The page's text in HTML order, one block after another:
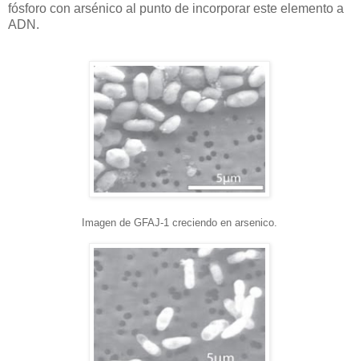
fósforo con arsénico al punto de incorporar este elemento a
ADN.
Imagen de GFAJ-1 creciendo en arsenico.